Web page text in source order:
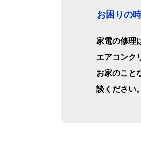
お困りの
家電の修理
エアコンク
お家のこと
談ください。